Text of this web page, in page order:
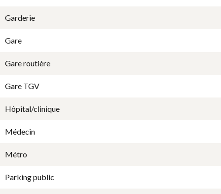
Garderie
Gare
Gare routière
Gare TGV
Hôpital/clinique
Médecin
Métro
Parking public